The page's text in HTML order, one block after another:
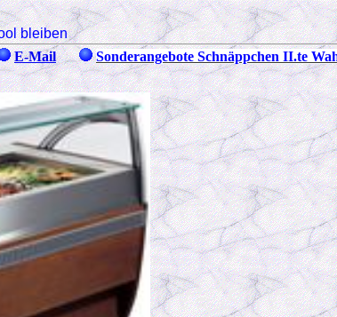
bleiben
E-Mail
Sonderangebote Schnäppchen II.te